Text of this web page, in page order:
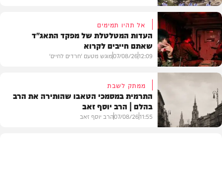
וידאו
דעות
אל תהיו תמימים
העדות המטלטלת של מפקד התאג"ד
שאתם חייבים לקרוא
12:09
07/08/26מוגש מטעם 'חרדים לחיים'
ממתק לשבת
התרמית במסמכי הטאבו שהותירה את הרב
בהלם | הרב יוסף זאב
11:55
07/08/26הרב יוסף זאב